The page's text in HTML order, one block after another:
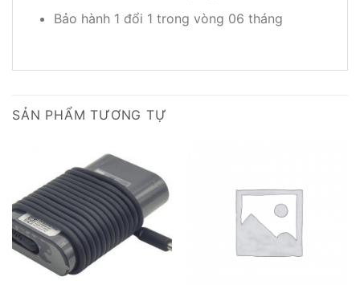
Bảo hành 1 đổi 1 trong vòng 06 tháng
SẢN PHẨM TƯƠNG TỰ